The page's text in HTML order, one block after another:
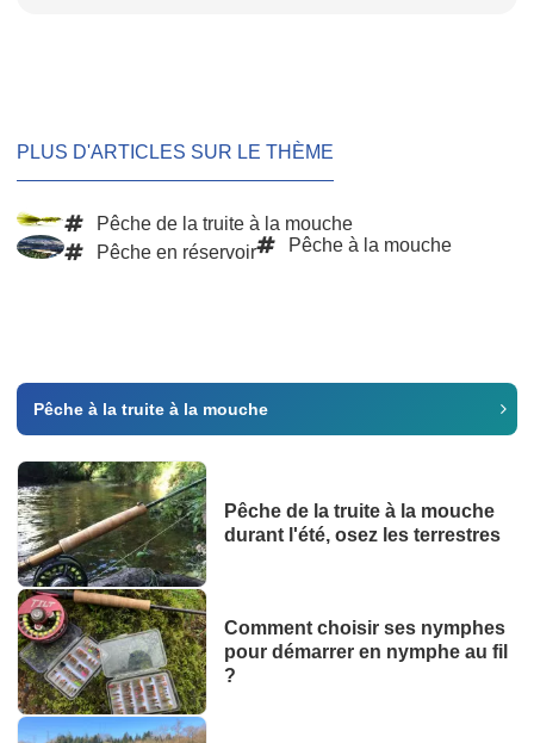
PLUS D'ARTICLES SUR LE THÈME
Pêche de la truite à la mouche
Pêche en réservoir
Pêche à la mouche
Pêche à la truite à la mouche
Pêche de la truite à la mouche
durant l'été, osez les terrestres
Comment choisir ses nymphes
pour démarrer en nymphe au fil
?